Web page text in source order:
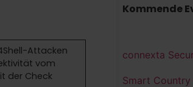
Attacken
vom
der Check
Kommende
connexta
Smart